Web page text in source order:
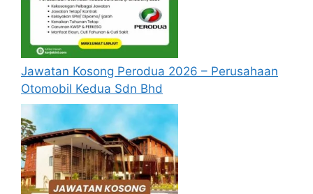
Kelebihan Jawatan Kosong
MySTEP
Kadar Gaji Lumayan
Manfaat Caruman Perkeso
Manfaat Caruman KWSP
Jawatan Kosong Perodua 2026 – Perusahaan
Otomobil Kedua Sdn Bhd